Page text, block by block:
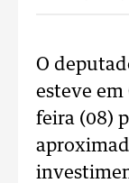
O
esteve em
feira (08)